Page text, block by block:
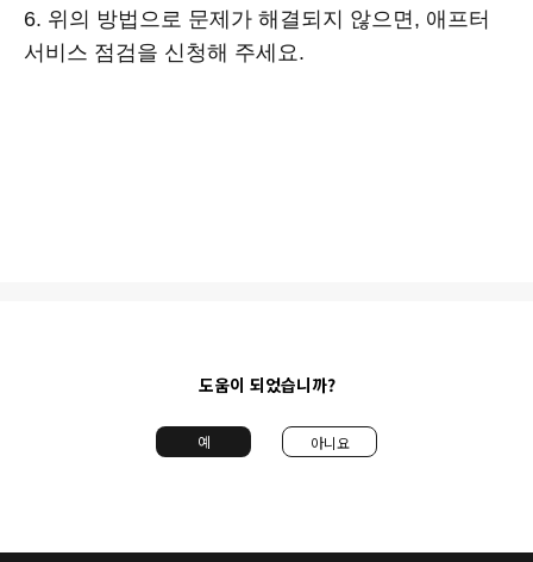
6. 위의 방법으로 문제가 해결되지 않으면, 애프터
서비스 점검을 신청해 주세요.
도움이 되었습니까?
예 아니요